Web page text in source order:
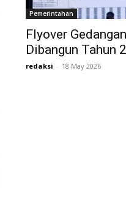
Pemerintahan
Flyover
Dibangun Tahun
redaksi - 18 May 2026